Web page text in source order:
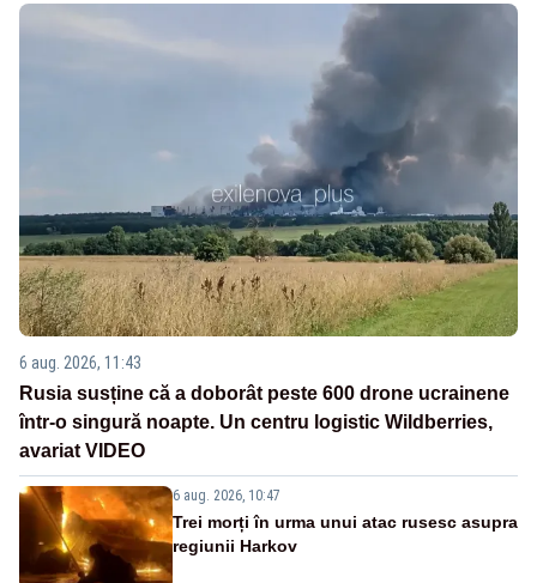
6 aug. 2026, 11:43
Rusia susține că a doborât peste 600 drone ucrainene
într-o singură noapte. Un centru logistic Wildberries,
avariat VIDEO
6 aug. 2026, 10:47
Trei morți în urma unui atac rusesc asupra
regiunii Harkov